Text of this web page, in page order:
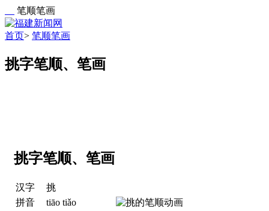
笔顺笔画
首页> 笔顺笔画
挑字笔顺、笔画
挑字笔顺、笔画
汉字
挑
拼音
tiāo tiǎo